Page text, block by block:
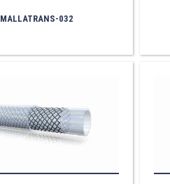
MALLATRANS-032